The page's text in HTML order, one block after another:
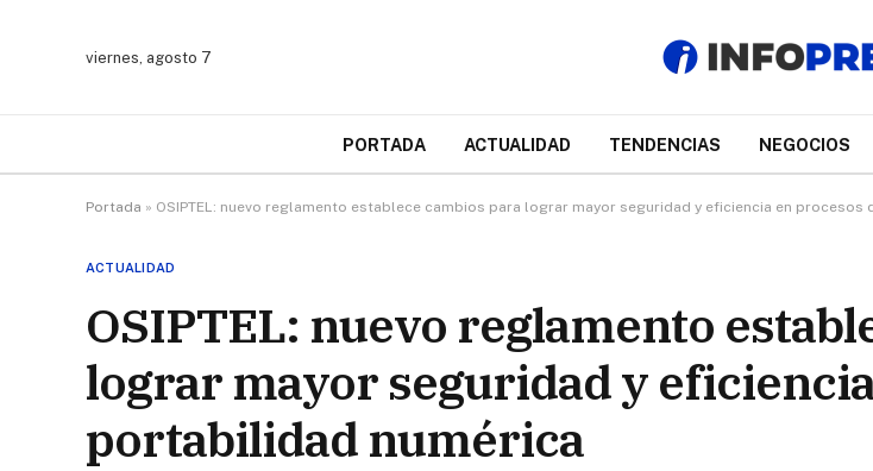
viernes, agosto 7
PORTADA ACTUALIDAD TENDENCIAS NEGOCIOS
Portada » OSIPTEL: nuevo reglamento establece cambios para lograr mayor seguridad y eficiencia en
ACTUALIDAD
OSIPTEL: nuevo reglamento
lograr mayor seguridad y
portabilidad numérica